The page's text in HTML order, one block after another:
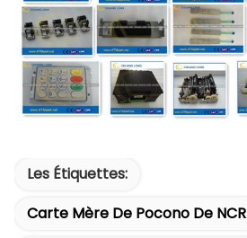
Les Étiquettes:
Carte Mère De Pocono De NCR